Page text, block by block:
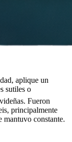
de la marca
2 entiende los
aplique un
sutiles orápidamente
las selecciones
para la campaña.